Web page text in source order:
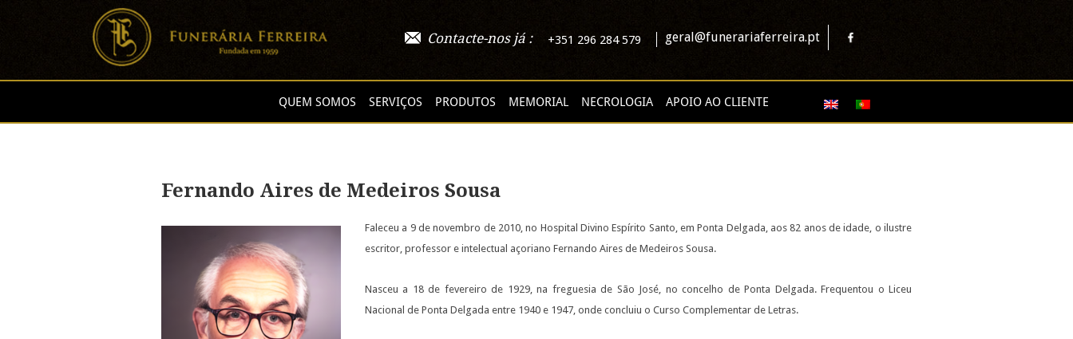
Contacte-nos já : +351 296 284 579 geral@funerariaferreira.pt
QUEM SOMOS SERVIÇOS PRODUTOS MEMORIAL NECROLOGIA APOIO AO CLIENTE
Fernando Aires de Medeiros Sousa
Faleceu a 9 de novembro de 2010, no Hospital Divino Espírito Santo, em Ponta Delgada, aos 82 anos de idade, o ilustre
escritor, professor e intelectual açoriano Fernando Aires de Medeiros Sousa.
Nasceu a 18 de fevereiro de 1929, na freguesia de São José, no concelho de Ponta Delgada. Frequentou o Liceu
Nacional de Ponta Delgada entre 1940 e 1947, onde concluiu o Curso Complementar de Letras.